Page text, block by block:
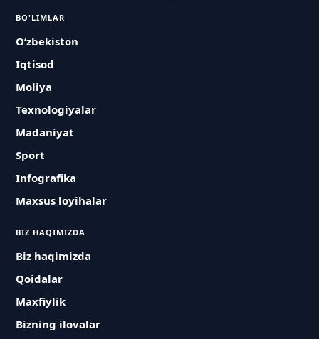
BO'LIMLAR
O‘zbekiston
Iqtisod
Moliya
Texnologiyalar
Madaniyat
Sport
Infografika
Maxsus loyihalar
BIZ HAQIMIZDA
Biz haqimizda
Qoidalar
Maxfiylik
Bizning ilovalar